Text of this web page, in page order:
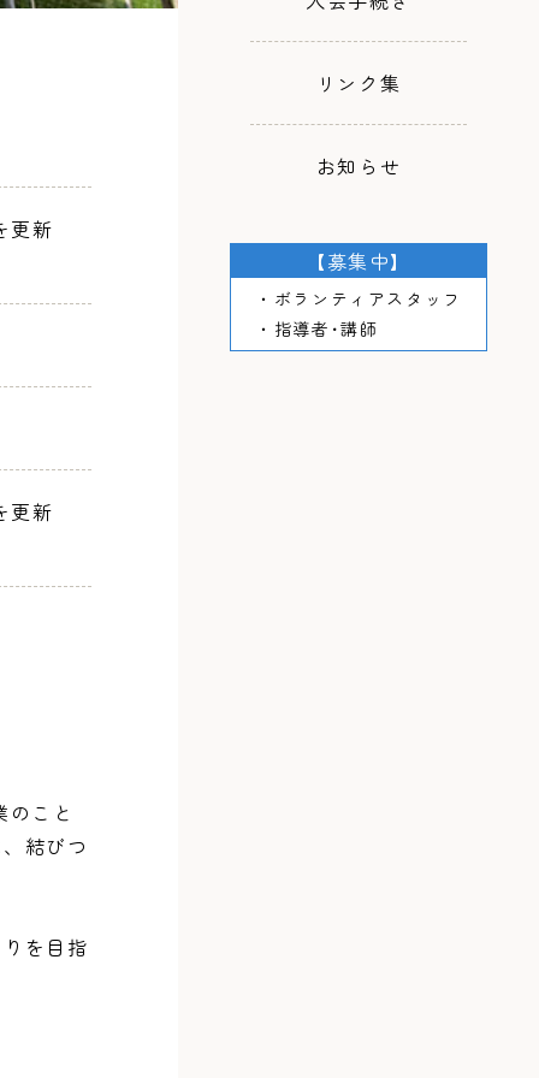
更新
更新
こと
結びつ
を目指
リンク集
お知らせ
【募集中】
・ボランティアスタッフ
・指導者･講師